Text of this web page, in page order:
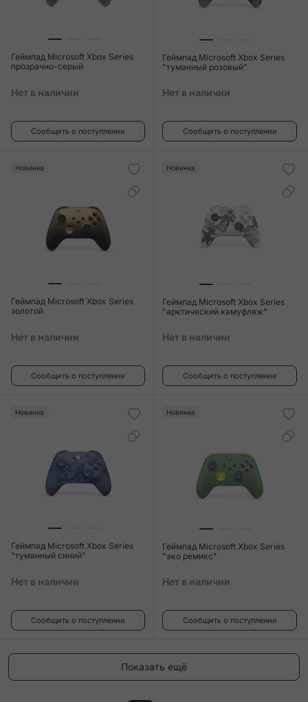
Геймпад Microsoft Xbox Series
прозрачно-серый
Нет в наличии
Сообщить о поступлении
Геймпад Microsoft Xbox Series
"туманный розовый"
Нет в наличии
Сообщить о поступлении
Новинка
Геймпад Microsoft Xbox Series
золотой
Нет в наличии
Сообщить о поступлении
Новинка
Геймпад Microsoft Xbox Series
"арктический камуфляж"
Нет в наличии
Сообщить о поступлении
Новинка
Геймпад Microsoft Xbox Series
"туманный синий"
Нет в наличии
Сообщить о поступлении
Новинка
Геймпад Microsoft Xbox Series
"эко ремикс"
Нет в наличии
Сообщить о поступлении
Показать ещё